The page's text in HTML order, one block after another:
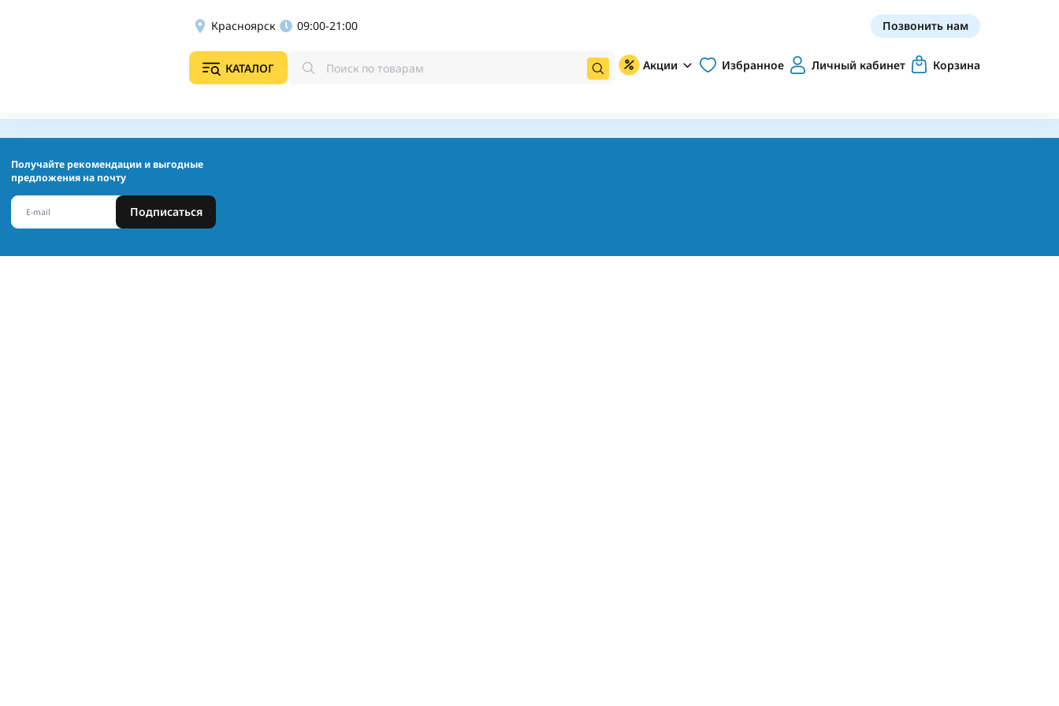
Красноярск 09:00-21:00 Позвонить нам
КАТАЛОГ Акции Избранное Личный кабинет Корзина
Получайте рекомендации и выгодные
предложения на почту
Подписаться